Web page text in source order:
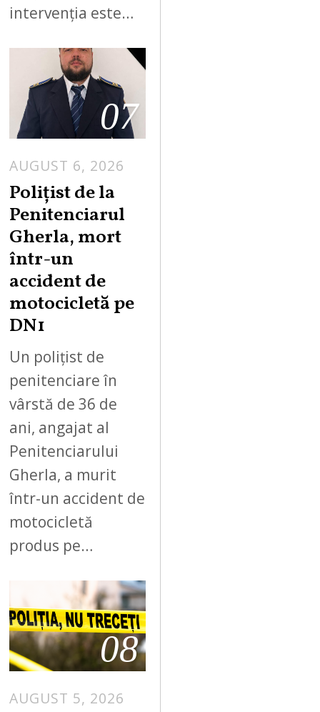
intervenția este…
07
AUGUST 6, 2026
Polițist de la
Penitenciarul
Gherla, mort
într-un
accident de
motocicletă pe
DN1
Un polițist de
penitenciare în
vârstă de 36 de
ani, angajat al
Penitenciarului
Gherla, a murit
într-un accident de
motocicletă
produs pe…
08
AUGUST 5, 2026